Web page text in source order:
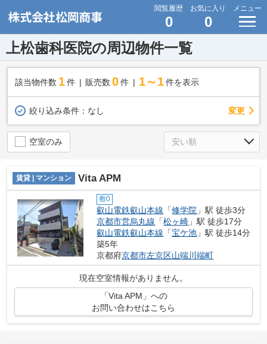
閲覧履歴
0
お気に入り
0
メニュー
上松歯科医院の周辺物件一覧
該当物件数 1件 販売数 0 件 1～1 件を表示
絞り込み条件： なし 変更
空室のみ
賃貸 | マンション Vita APM
敷0
叡山電鉄叡山本線 「修学院 」駅 徒歩3分
京都市営烏丸線 「松ヶ崎 」駅 徒歩17分
叡山電鉄叡山本線 「宝ケ池 」駅 徒歩14分
築5年
京都府京都市左京区山端川端町
現在空室情報がありません。
「Vita APM」への
お問い合わせはこちら